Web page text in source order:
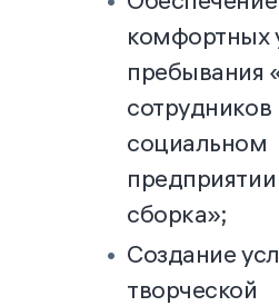
комфортных
пребывания
сотрудников
социальном
сборка»;
Создание
творческой